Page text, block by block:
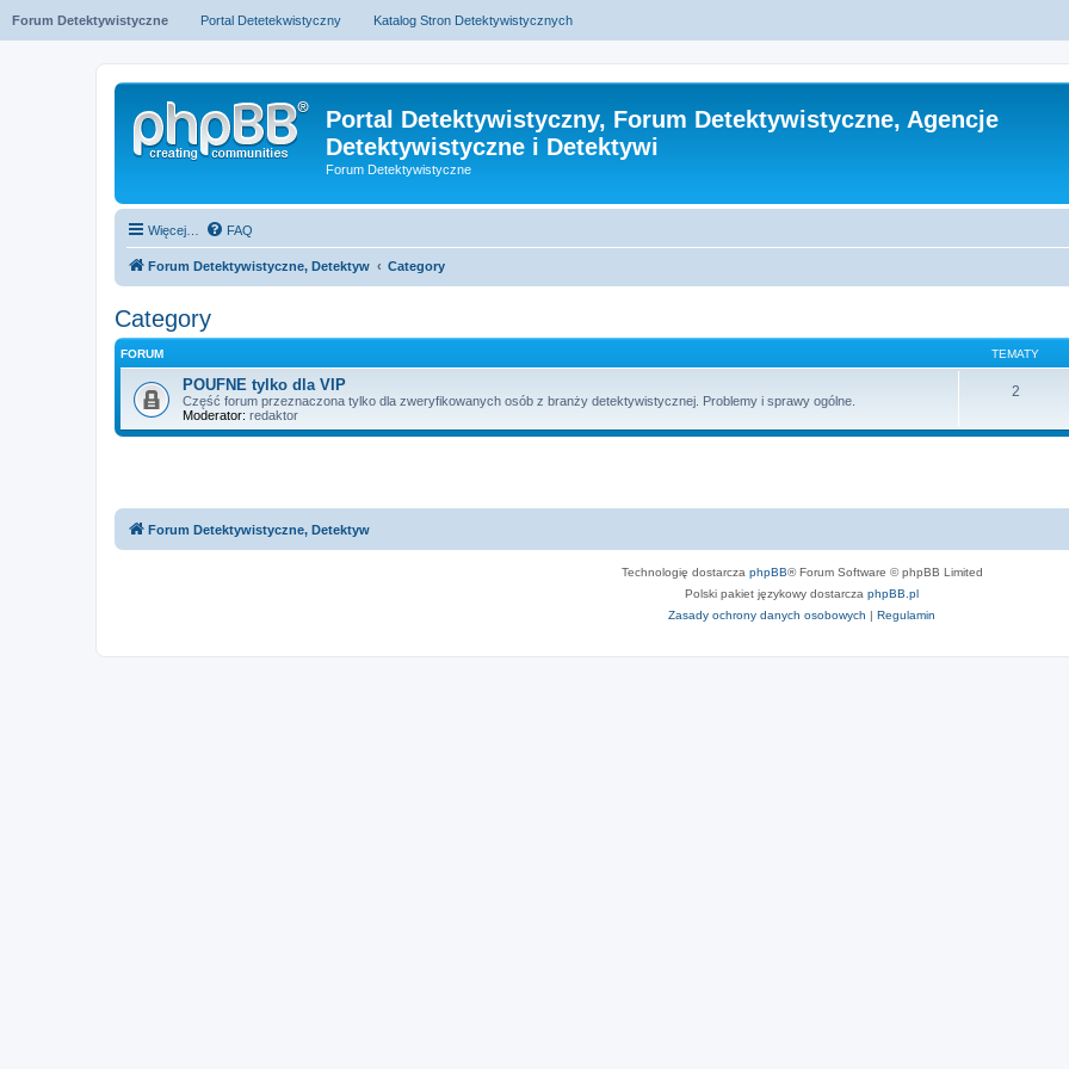
Forum Detektywistyczne Portal Detetekwistyczny Katalog Stron Detektywistycznych
Portal Detektywistyczny, Forum Detektywistyczne, Agencje
Detektywistyczne i Detektywi
Forum Detektywistyczne
Więcej… FAQ
Forum Detektywistyczne, Detektyw Category
Category
FORUM TEMATY
POUFNE tylko dla VIP
Część forum przeznaczona tylko dla zweryfikowanych osób z branży detektywistycznej. Problemy i sprawy ogólne.
Moderator: redaktor
2
Forum Detektywistyczne, Detektyw
Technologię dostarcza phpBB® Forum Software © phpBB Limited
Polski pakiet językowy dostarcza phpBB.pl
Zasady ochrony danych osobowych | Regulamin